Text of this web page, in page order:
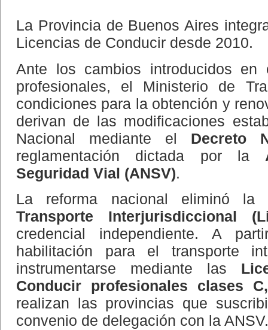
La Provincia de Buenos Aires
Licencias de Conducir desde 2010.
Ante los cambios introducidos en
profesionales, el Ministerio de
condiciones para la obtención y
derivan de las modificaciones
Nacional mediante el Decreto
reglamentación dictada por la
Seguridad Vial (ANSV).
La reforma nacional eliminó la
Transporte Interjurisdiccional
credencial independiente. A
habilitación para el transporte
instrumentarse mediante las
Conducir profesionales clases
realizan las provincias que
convenio de delegación con la ANSV.